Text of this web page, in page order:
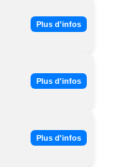
Plus d'infos
Plus d'infos
Plus d'infos